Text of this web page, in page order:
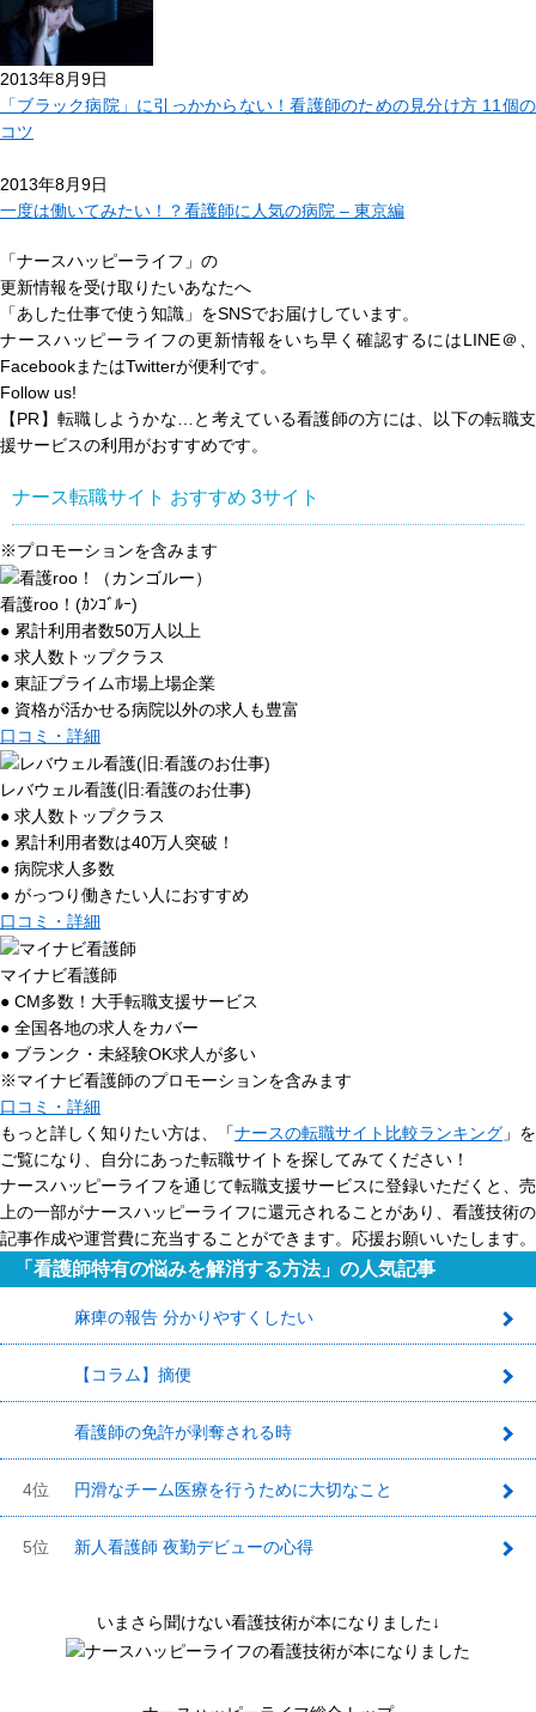
2013年8月9日
「ブラック病院」に引っかからない！看護師のための見分け方 11個の
コツ
2013年8月9日
一度は働いてみたい！？看護師に人気の病院 – 東京編
「ナースハッピーライフ」の
更新情報を受け取りたいあなたへ
「あした仕事で使う知識」 をSNSでお届けしています。
ナースハッピーライフの更新情報をいち早く確認するにはLINE＠、
FacebookまたはTwitterが便利です。
Follow us!
【PR】転職しようかな…と考えている看護師の方には、以下の転職支
援サービスの利用がおすすめです。
ナース転職サイト おすすめ 3サイト
※プロモーションを含みます
看護roo！(ｶﾝｺﾞﾙｰ)
● 累計利用者数50万人以上
● 求人数トップクラス
● 東証プライム市場上場企業
● 資格が活かせる病院以外の求人も豊富
口コミ・詳細
レバウェル看護(旧:看護のお仕事)
● 求人数トップクラス
● 累計利用者数は40万人突破！
● 病院求人多数
● がっつり働きたい人におすすめ
口コミ・詳細
マイナビ看護師
● CM多数！大手転職支援サービス
● 全国各地の求人をカバー
● ブランク・未経験OK求人が多い
※マイナビ看護師のプロモーションを含みます
口コミ・詳細
もっと詳しく知りたい方は、「ナースの転職サイト比較ランキング 」を
ご覧になり、自分にあった転職サイトを探してみてください！
ナースハッピーライフを通じて転職支援サービスに登録いただくと、売
上の一部がナースハッピーライフに還元されることがあり、看護技術の
記事作成や運営費に充当することができます。応援お願いいたします。
「看護師特有の悩みを解消する方法」の人気記事
麻痺の報告 分かりやすくしたい
【コラム】摘便
看護師の免許が剥奪される時
4位 円滑なチーム医療を行うために大切なこと
5位 新人看護師 夜勤デビューの心得
いまさら聞けない看護技術が本になりました↓